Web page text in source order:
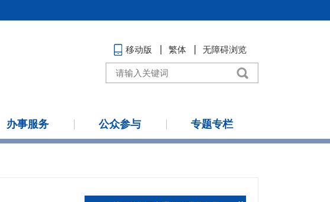
移动版 繁体 无障碍浏览
办事服务 公众参与 专题专栏